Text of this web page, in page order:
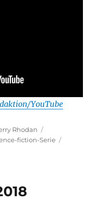
YouTube
Rhodan
fiction-Serie